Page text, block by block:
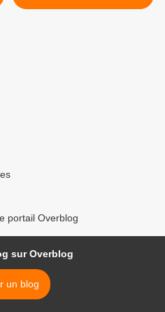
portail Overblog
sur Overblog
un blog